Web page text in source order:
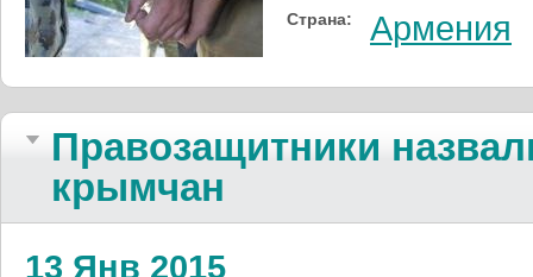
Страна: Армения
Правозащитники
крымчан
13 Янв 2015